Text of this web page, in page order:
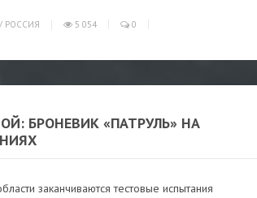
/ РОССИЯ 5 054 0
БРОНЕВИК «ПАТРУЛЬ» НА
заканчиваются тестовые испытания